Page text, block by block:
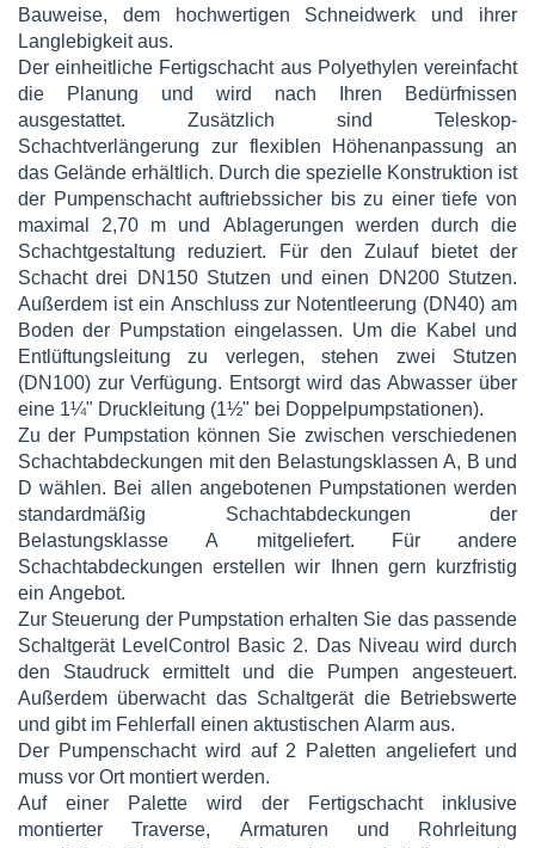
Bauweise, dem hochwertigen Schneidwerk und ihrer
Langlebigkeit aus.
Der einheitliche Fertigschacht aus Polyethylen vereinfacht
die Planung und wird nach Ihren Bedürfnissen
ausgestattet. Zusätzlich sind Teleskop-
Schachtverlängerung zur flexiblen Höhenanpassung an
das Gelände erhältlich. Durch die spezielle Konstruktion ist
der Pumpenschacht auftriebssicher bis zu einer tiefe von
maximal 2,70 m und Ablagerungen werden durch die
Schachtgestaltung reduziert. Für den Zulauf bietet der
Schacht drei DN150 Stutzen und einen DN200 Stutzen.
Außerdem ist ein Anschluss zur Notentleerung (DN40) am
Boden der Pumpstation eingelassen. Um die Kabel und
Entlüftungsleitung zu verlegen, stehen zwei Stutzen
(DN100) zur Verfügung. Entsorgt wird das Abwasser über
eine 1¼" Druckleitung (1½" bei Doppelpumpstationen).
Zu der Pumpstation können Sie zwischen verschiedenen
Schachtabdeckungen mit den Belastungsklassen A, B und
D wählen. Bei allen angebotenen Pumpstationen werden
standardmäßig Schachtabdeckungen der
Belastungsklasse A mitgeliefert. Für andere
Schachtabdeckungen erstellen wir Ihnen gern kurzfristig
ein Angebot.
Zur Steuerung der Pumpstation erhalten Sie das passende
Schaltgerät LevelControl Basic 2. Das Niveau wird durch
den Staudruck ermittelt und die Pumpen angesteuert.
Außerdem überwacht das Schaltgerät die Betriebswerte
und gibt im Fehlerfall einen aktustischen Alarm aus.
Der Pumpenschacht wird auf 2 Paletten angeliefert und
muss vor Ort montiert werden.
Auf einer Palette wird der Fertigschacht inklusive
montierter Traverse, Armaturen und Rohrleitung